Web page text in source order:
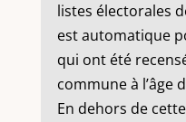
listes électorales
est automatique
qui ont été
commune à l’âge
En dehors de